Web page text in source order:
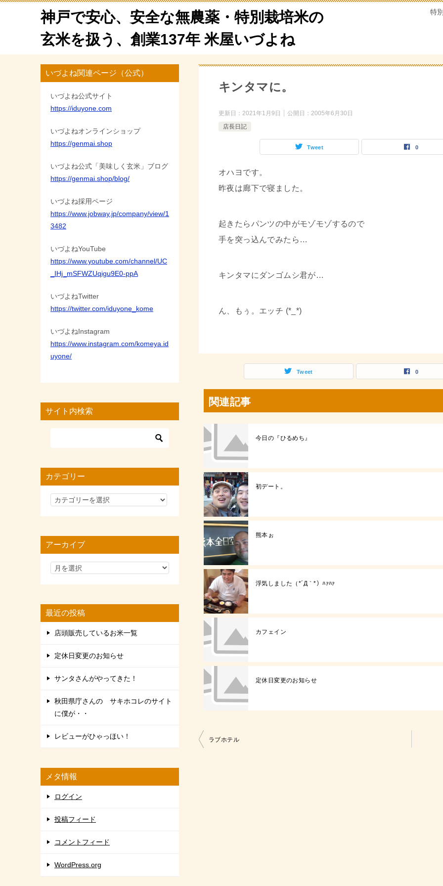
神戸で安心、安全な無農薬・特別栽培米の
玄米を扱う、創業137年 米屋いづよね
特
キンタマに。
更新日： 2021年1月9日 公開日： 2005年6月30日
店長日記
Tweet 0
オハヨです。
昨夜は廊下で寝ました。
起きたらパンツの中がモゾモゾするので
手を突っ込んでみたら…
キンタマにダンゴムシ君が…
ん、もぅ。エッチ (*_*)
Tweet 0
関連記事
今日の『ひるめち』
初デート。
熊本ぉ
浮気しました（*´Д｀*）ﾊｧﾊｧ
カフェイン
定休日変更のお知らせ
投
ラブホテル
いづよね関連ページ（公式）
いづよね公式サイト
https://iduyone.com
いづよねオンラインショップ
https://genmai.shop
いづよね公式「美味しく玄米」ブログ
https://genmai.shop/blog/
いづよね採用ページ
https://www.jobway.jp/company/view/1
3482
いづよねYouTube
https://www.youtube.com/channel/UC
_IHj_mSFWZUqigu9E0-ppA
いづよねTwitter
https://twitter.com/iduyone_kome
いづよねInstagram
https://www.instagram.com/komeya.id
uyone/
サイト内検索
カテゴリー
カ
リ
アーカイブ
最近の投稿
店頭販売しているお米一覧
定休日変更のお知らせ
サンタさんがやってきた！
秋田県庁さんの サキホコレのサイト
に僕が・・
レビューがひゃっほい！
メタ情報
ログイン
投稿フィード
コメントフィード
WordPress.org